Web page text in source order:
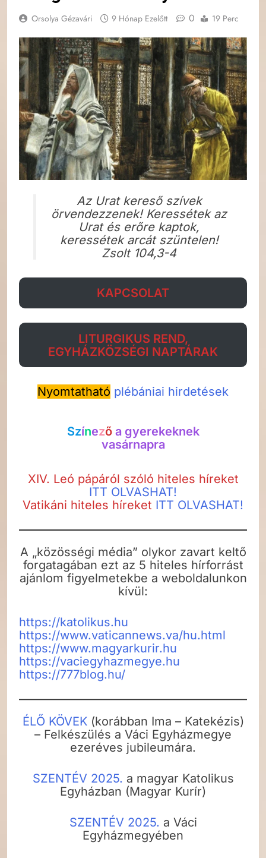
Orsolya Gézavári 9 Hónap Ezelőtt 0 19 Perc
Az Urat kereső szívek
örvendezzenek! Keressétek az
Urat és erőre kaptok,
keressétek arcát szüntelen!
Zsolt 104,3-4
KAPCSOLAT
LITURGIKUS REND,
EGYHÁZKÖZSÉGI NAPTÁRAK
Nyomtatható plébániai hirdetések
Színezőa gyerekeknek
vasárnapra
XIV. Leó pápáról szóló hiteles híreket
ITT OLVASHAT!
Vatikáni hiteles híreket ITT OLVASHAT!
A „közösségi média” olykor zavart keltő
forgatagában ezt az 5 hiteles hírforrást
ajánlom figyelmetekbe a weboldalunkon
kívül:
https://katolikus.hu
https://www.vaticannews.va/hu.html
https://www.magyarkurir.hu
https://vaciegyhazmegye.hu
https://777blog.hu/
ÉLŐ KÖVEK(korábban Ima – Katekézis)
– Felkészülés a Váci Egyházmegye
ezeréves jubileumára.
SZENTÉV 2025. a magyar Katolikus
Egyházban (Magyar Kurír)
SZENTÉV 2025. a Váci
Egyházmegyében